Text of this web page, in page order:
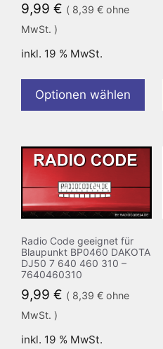
9,99 € ( 8,39 € ohne
MwSt. )
inkl. 19 % MwSt.
Optionen wählen
Radio Code geeignet für
Blaupunkt BP0460 DAKOTA
DJ50 7 640 460 310 –
7640460310
9,99 € ( 8,39 € ohne
MwSt. )
inkl. 19 % MwSt.